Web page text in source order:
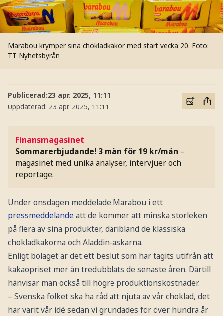
Marabou krymper sina chokladkakor med start vecka 20. Foto:
TT Nyhetsbyrån
Publicerad:23 apr. 2025, 11:11
Uppdaterad: 23 apr. 2025, 11:11
Finansmagasinet
Sommarerbjudande! 3 mån för 19 kr/mån –
magasinet med unika analyser, intervjuer och
reportage.
Under onsdagen meddelade Marabou i ett
pressmeddelandeatt de kommer att minska storleken
på flera av sina produkter, däribland de klassiska
chokladkakorna och Aladdin-askarna.
Enligt bolaget är det ett beslut som har tagits utifrån att
kakaopriset mer än tredubblats de senaste åren. Därtill
hänvisar man också till högre produktionskostnader.
– Svenska folket ska ha råd att njuta av vår choklad, det
har varit vår idé sedan vi grundades för över hundra år